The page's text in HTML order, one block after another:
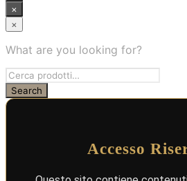
×
×
What are you looking for?
Accesso